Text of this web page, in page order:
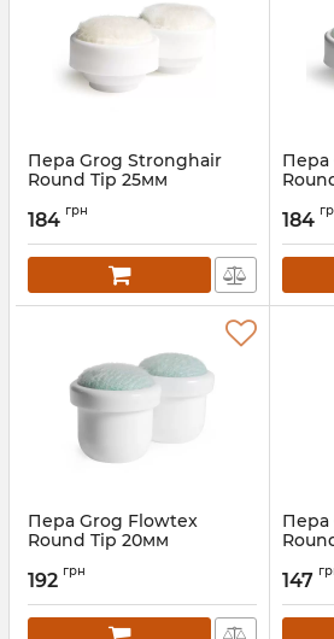
Пера Grog Stronghair
Round Tip 25мм
184 грн
Пера
184
Пера Grog Flowtex
Round Tip 20мм
192 грн
Пера
147